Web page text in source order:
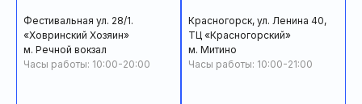
Фестивальная ул. 28/1.
«Ховринский Хозяин»
м. Речной вокзал
Часы работы: 10:00-20:00
Красногорск, ул. Ленина 40,
ТЦ «Красногорский»
м. Митино
Часы работы: 10:00-21:00